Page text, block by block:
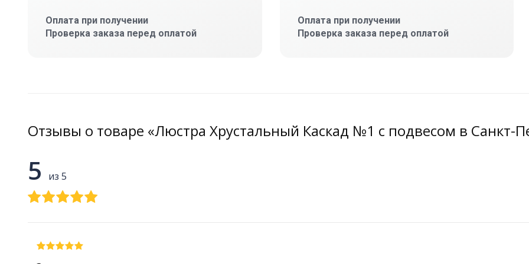
Оплата при получении
Проверка заказа перед оплатой
Оплата при получении
Проверка заказа перед оплатой
Отзывы о товаре «Люстра Хрустальный Каскад №1 с подвесом в Санкт-
5 из 5